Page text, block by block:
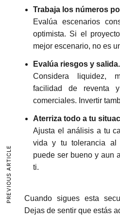
Trabaja los números
Evalúa escenarios
optimista. Si el
mejor escenario, no es
Evalúa riesgos y salida.
Considera liquidez,
facilidad de reventa
comerciales. Invertir
Aterriza todo a tu
Ajusta el análisis a tu
vida y tu tolerancia al
puede ser bueno y aun
ti.
Cuando sigues esta
Dejas de sentir que estás
PREVIOUS ARTICLE